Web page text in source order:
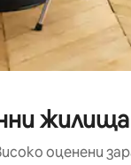
оценени